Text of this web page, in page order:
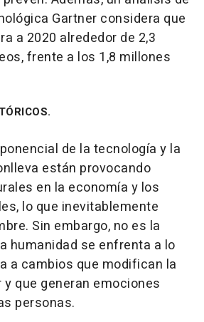
Gartner considera que
a 2020 alrededor de 2,3
frente a los 1,8 millones
de la tecnología y la
están provocando
en la economía y los
lo que inevitablemente
Sin embargo, no es la
humanidad se enfrenta a lo
a cambios que modifican la
que generan emociones
personas.